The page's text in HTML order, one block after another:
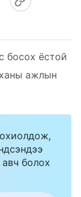
босох ёстой
ажлын
болох